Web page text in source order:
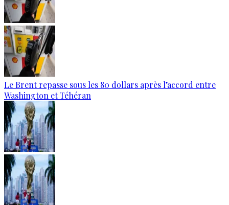
Le Brent repasse sous les 80 dollars après l’accord entre
Washington et Téhéran